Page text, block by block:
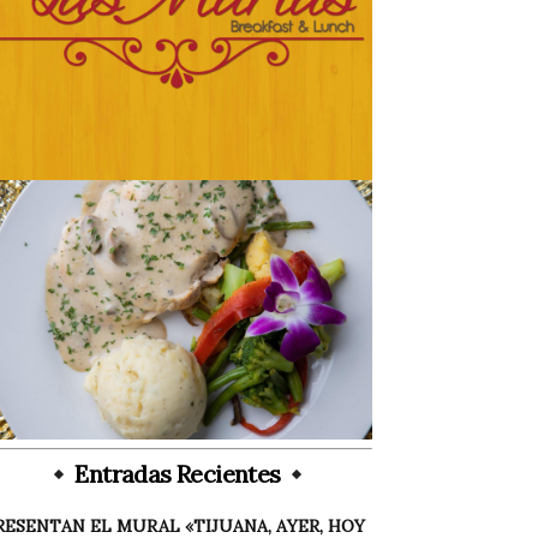
Entradas Recientes
EL MURAL «TIJUANA, AYER, HOY